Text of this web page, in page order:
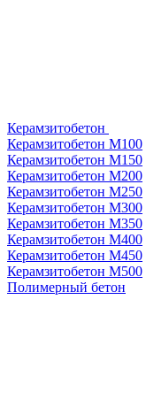
Керамзитобетон
Керамзитобетон М100
Керамзитобетон М150
Керамзитобетон М200
Керамзитобетон М250
Керамзитобетон М300
Керамзитобетон М350
Керамзитобетон М400
Керамзитобетон М450
Керамзитобетон М500
Полимерный бетон